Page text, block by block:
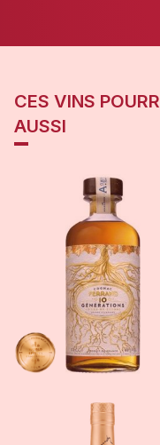
CES VINS
AUSSI